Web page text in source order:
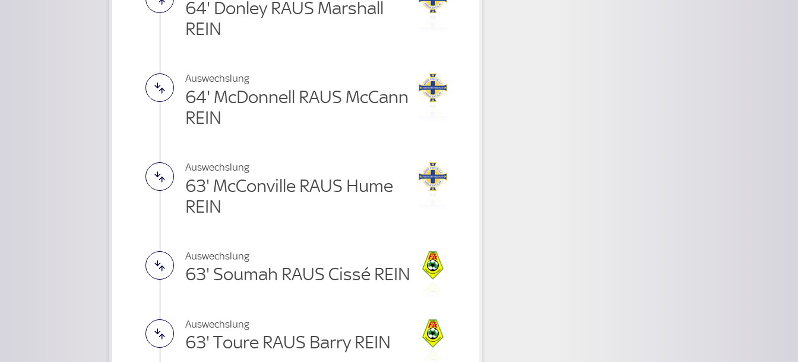
64' Donley RAUS Marshall
REIN
Auswechslung
64' McDonnell RAUS McCann
REIN
Auswechslung
63' McConville RAUS Hume
REIN
Auswechslung
63' Soumah RAUS Cissé REIN
Auswechslung
63' Toure RAUS Barry REIN